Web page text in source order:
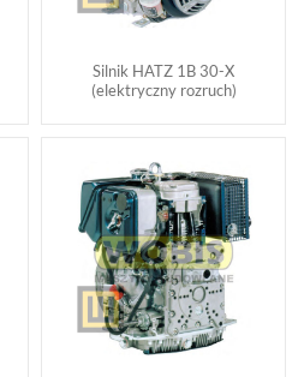
Silnik HATZ 1B 30-X
(elektryczny rozruch)